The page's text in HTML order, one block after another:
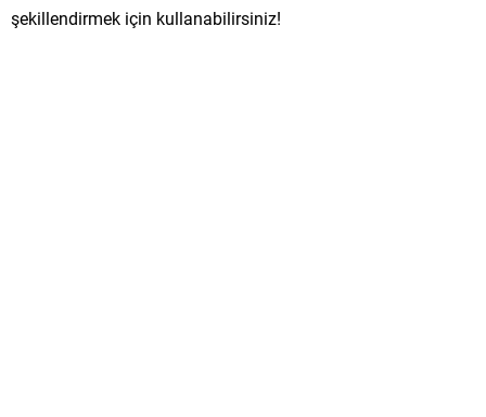
şekillendirmek için kullanabilirsiniz!